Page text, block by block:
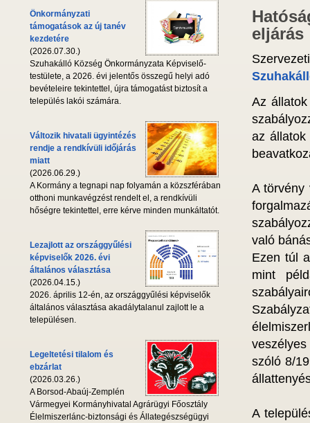
Önkormányzati
támogatások az új tanév
kezdetére
(2026.07.30.)
Szuhakálló Község Önkormányzata Képviselő-
testülete, a 2026. évi jelentős összegű helyi adó
bevételeire tekintettel, újra támogatást biztosít a
település lakói számára.
Változik hivatali ügyintézés
rendje a rendkívüli időjárás
miatt
(2026.06.29.)
A Kormány a tegnapi nap folyamán a közszférában
otthoni munkavégzést rendelt el, a rendkívüli
hőségre tekintettel, erre kérve minden munkáltatót.
Lezajlott az országgyűlési
képviselők 2026. évi
általános választása
(2026.04.15.)
2026. április 12-én, az országgyűlési képviselők
általános választása akadálytalanul zajlott le a
településen.
Legeltetési tilalom és
ebzárlat
(2026.03.26.)
A Borsod-Abaúj-Zemplén
Vármegyei Kormányhivatal Agrárügyi Főosztály
Élelmiszerlánc-biztonsági és Állategészségügyi
eljárás
Az
az állatok
A törvény
való
Ezen túl
mint
szóló 8/
A